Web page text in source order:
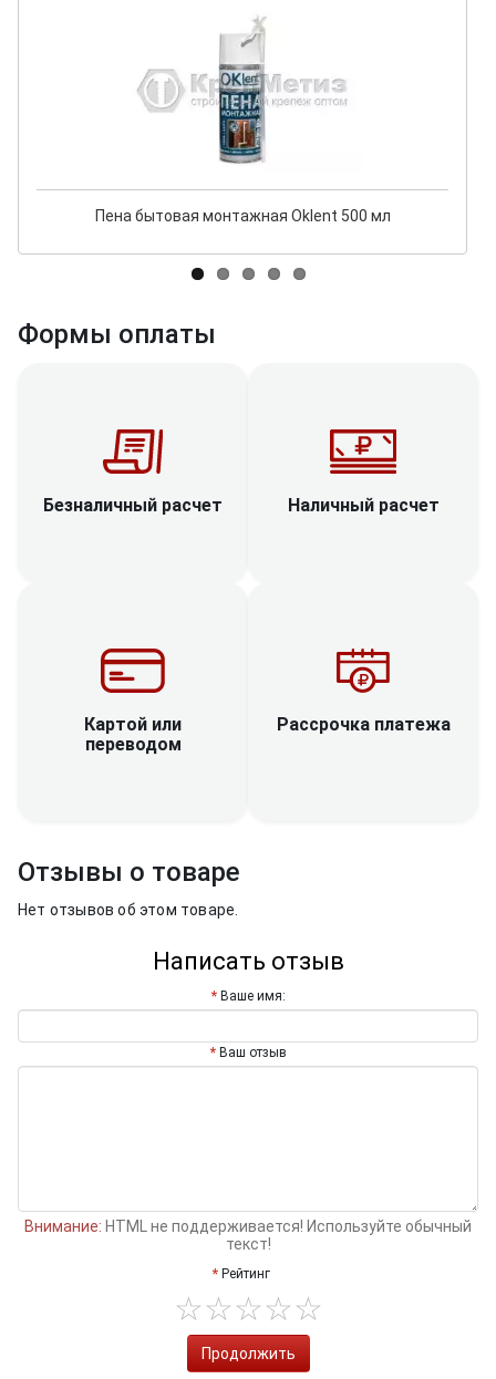
Пена бытовая монтажная Oklent 500 мл
Формы оплаты
Безналичный расчет Наличный расчет
Картой или
переводом
Рассрочка платежа
Отзывы о товаре
Нет отзывов об этом товаре.
Написать отзыв
Ваше имя:
Ваш отзыв
Внимание: HTML не поддерживается! Используйте обычный
текст!
Рейтинг
Продолжить